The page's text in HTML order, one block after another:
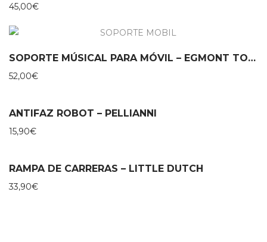
45,00€
SOPORTE MÚSICAL PARA MÓVIL – EGMONT TOYS
52,00€
ANTIFAZ ROBOT – PELLIANNI
15,90€
RAMPA DE CARRERAS – LITTLE DUTCH
33,90€